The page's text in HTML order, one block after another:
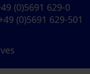
(0)5691 629-0
(0)5691 629-501